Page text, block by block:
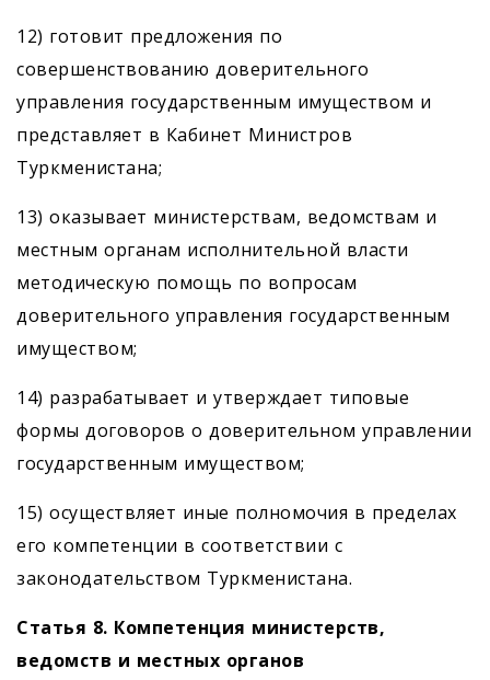
12) готовит предложения по
совершенствованию доверительного
управления государственным имуществом и
представляет в Кабинет Министров
Туркменистана;
13) оказывает министерствам, ведомствам и
местным органам исполнительной власти
методическую помощь по вопросам
доверительного управления государственным
имуществом;
14) разрабатывает и утверждает типовые
формы договоров о доверительном управлении
государственным имуществом;
15) осуществляет иные полномочия в пределах
его компетенции в соответствии с
законодательством Туркменистана.
Статья 8. Компетенция министерств,
ведомств и местных органов